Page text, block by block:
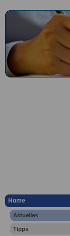
Home
Aktuelles
Tipps